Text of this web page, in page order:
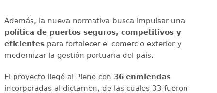
Además, la nueva normativa busca impulsar una
política de puertos seguros, competitivos y
eficientespara fortalecer el comercio exterior y
modernizar la gestión portuaria del país.
El proyecto llegó al Pleno con 36 enmiendas
incorporadas al dictamen, de las cuales 33 fueron